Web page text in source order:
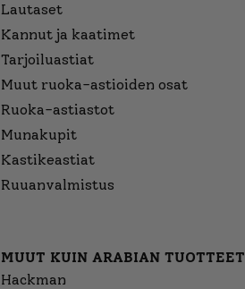
Lautaset
Kannut ja kaatimet
Tarjoiluastiat
Muut ruoka-astioiden osat
Ruoka-astiastot
Munakupit
Kastikeastiat
Ruuanvalmistus
MUUT KUIN ARABIAN TUOTTEET
Hackman